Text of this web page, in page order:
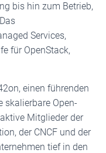
bis hin zum Betrieb,
Services,
für OpenStack,
einen führenden
skalierbare Open-
Mitglieder der
der CNCF und der
tief in den